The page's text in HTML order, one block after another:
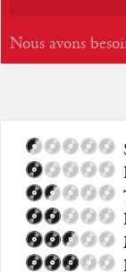
Nous avons